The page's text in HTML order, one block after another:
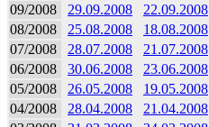
09/2008
29.09.2008 22.09.2008
08/2008
25.08.2008 18.08.2008
07/2008
28.07.2008 21.07.2008
06/2008
30.06.2008 23.06.2008
05/2008
26.05.2008 19.05.2008
04/2008
28.04.2008 21.04.2008